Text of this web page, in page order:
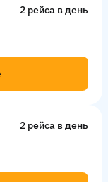
2 рейсa в день
2 рейсa в день